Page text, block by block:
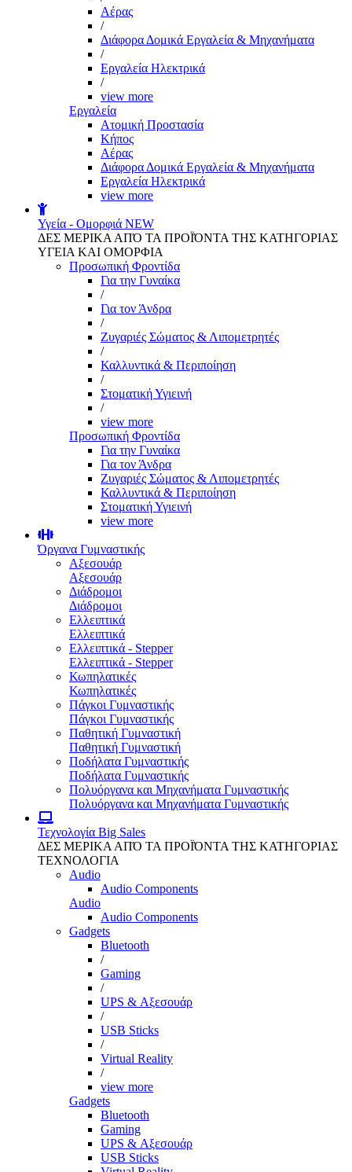
Αέρας
/
Διάφορα Δομικά Εργαλεία & Μηχανήματα
/
Εργαλεία Ηλεκτρικά
/
view more
Εργαλεία
Aτομική Προστασία
Kήπος
Αέρας
Διάφορα Δομικά Εργαλεία & Μηχανήματα
Εργαλεία Ηλεκτρικά
view more
Υγεία - Ομορφιά NEW
ΔΕΣ ΜΕΡΙΚΑ ΑΠΌ ΤΑ ΠΡΟΪΌΝΤΑ ΤΗΣ ΚΑΤΗΓΟΡΙΑΣ
ΥΓΕΙΑ ΚΑΙ ΟΜΟΡΦΙΑ
Προσωπική Φροντίδα
Για την Γυναίκα
/
Για τον Άνδρα
/
Ζυγαριές Σώματος & Λιπομετρητές
/
Καλλυντικά & Περιποίηση
/
Στοματική Υγιεινή
/
view more
Προσωπική Φροντίδα
Για την Γυναίκα
Για τον Άνδρα
Ζυγαριές Σώματος & Λιπομετρητές
Καλλυντικά & Περιποίηση
Στοματική Υγιεινή
view more
Όργανα Γυμναστικής
Αξεσουάρ
Αξεσουάρ
Διάδρομοι
Διάδρομοι
Ελλειπτικά
Ελλειπτικά
Ελλειπτικά - Stepper
Ελλειπτικά - Stepper
Κωπηλατικές
Κωπηλατικές
Πάγκοι Γυμναστικής
Πάγκοι Γυμναστικής
Παθητική Γυμναστική
Παθητική Γυμναστική
Ποδήλατα Γυμναστικής
Ποδήλατα Γυμναστικής
Πολυόργανα και Μηχανήματα Γυμναστικής
Πολυόργανα και Μηχανήματα Γυμναστικής
Τεχνολογία Big Sales
ΔΕΣ ΜΕΡΙΚΑ ΑΠΌ ΤΑ ΠΡΟΪΌΝΤΑ ΤΗΣ ΚΑΤΗΓΟΡΙΑΣ
ΤΕΧΝΟΛΟΓΙΑ
Audio
Audio Components
Audio
Audio Components
Gadgets
Bluetooth
/
Gaming
/
UPS & Αξεσουάρ
/
USB Sticks
/
Virtual Reality
/
view more
Gadgets
Bluetooth
Gaming
UPS & Αξεσουάρ
USB Sticks